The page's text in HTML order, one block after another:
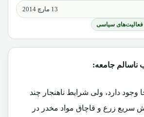
13 مارچ 2014
فعالیت‌های سیاسی
ناسالم جامعه:
وجود دارد، ولی شرایط ناهنجار چند
سریع زرع و قاچاق مواد مخدر در